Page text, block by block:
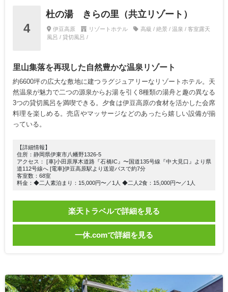
4
杜の湯 きらの里（共立リゾート）
伊豆高原 リゾートホテル
高級 / 絶景 / 温泉 / 客室露天
風呂 / 貸切風呂 /
里山集落を再現した自然豊かな温泉リゾート
約6600坪の広大な敷地に建つラグジュアリーなリゾートホテル。天
然温泉が魅力で二つの源泉からお湯を引く8種類の湯舟と趣の異なる
3つの貸切風呂を満喫できる。夕食は伊豆高原の食材を活かした会席
料理を楽しめる。売店やマッサージなどのあったら嬉しい設備が揃
っている。
【詳細情報】
住所：静岡県伊東市八幡野1326-5
アクセス： [車]小田原厚木道路『石橋IC』〜国道135号線『中大見口』より県
道112号線へ [電車]伊豆高原駅より送迎バスで約7分
客室数：68室
料金：◆二人素泊まり：15,000円〜／1人 ◆二人2食：15,000円〜／1人
楽天トラベルで詳細を見る
一休.comで詳細を見る